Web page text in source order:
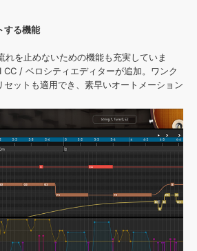
する機能
れを止めないための機能も充実していま
/ ベロシティエディターが追加。ワンク
セットも適用でき、素早いオートメーション